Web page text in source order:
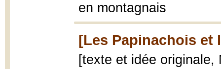
en montagnais
[Les Papinachois et
[texte et idée